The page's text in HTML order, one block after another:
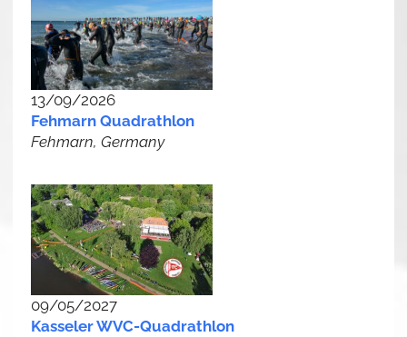
13/09/2026
Fehmarn Quadrathlon
Fehmarn, Germany
09/05/2027
Kasseler WVC-Quadrathlon